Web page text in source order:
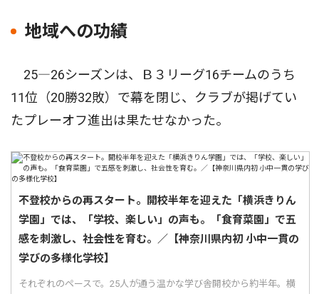
地域への功績
25―26シーズンは、Ｂ３リーグ16チームのうち
11位（20勝32敗）で幕を閉じ、クラブが掲げてい
たプレーオフ進出は果たせなかった。
不登校からの再スタート。開校半年を迎えた「横浜きりん
学園」では、「学校、楽しい」の声も。「食育菜園」で五
感を刺激し、社会性を育む。／【神奈川県内初 小中一貫の
学びの多様化学校】
それぞれのペースで。25人が通う温かな学び舎開校から約半年。横